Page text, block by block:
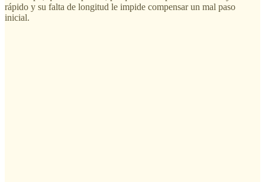
rápido y su falta de longitud le impide compensar un mal paso
inicial.